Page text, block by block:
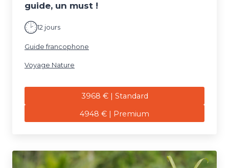
guide, un must !
12 jours
Guide francophone
Voyage Nature
3968 € | Standard
4948 € | Premium